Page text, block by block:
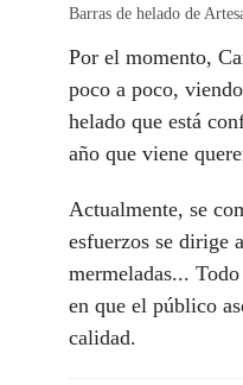
Barras de helado de
Por el momento,
poco a poco,
helado que está
año que viene
Actualmente, se
esfuerzos se dirige
mermeladas...
en que el público
calidad.